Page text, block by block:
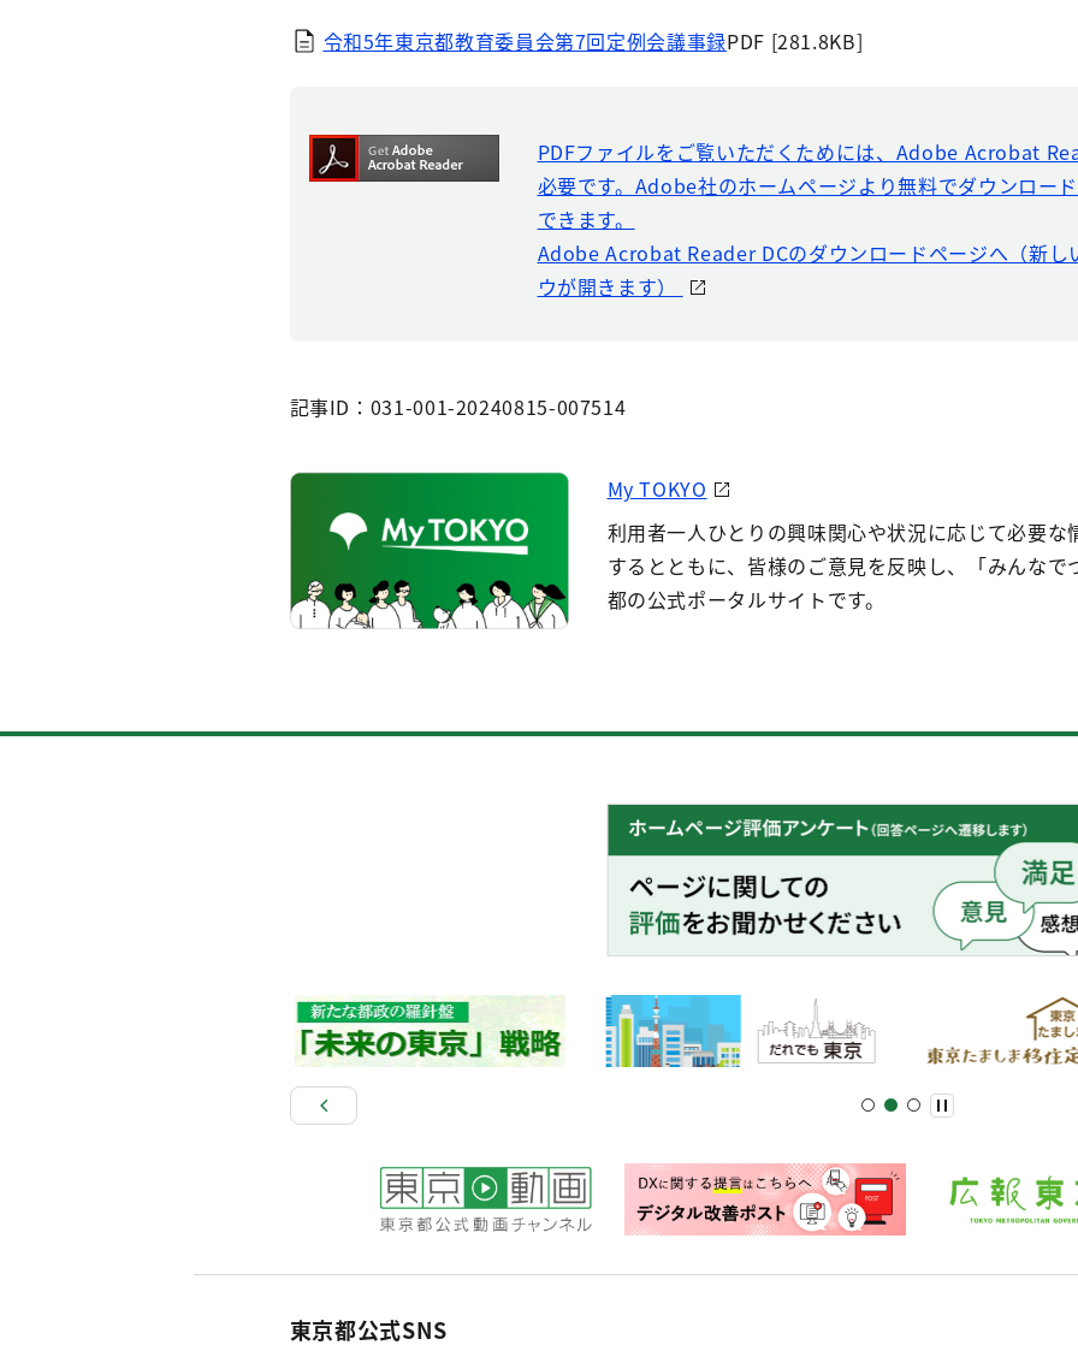
令和5年東京都教育委員会第7回定例会議事録PDF [281.8KB]
PDFファイルをご覧いただくためには、Adobe Acrobat
必要です。Adobe社のホームページより無料でダウンロー
できます。
Adobe Acrobat Reader DCのダウンロードページへ（新し
ウが開きます）
記事ID：031-001-20240815-007514
My TOKYO
利用者一人ひとりの興味関心や状況に応じて必要な
するとともに、皆様のご意見を反映し、「みんなで
都の公式ポータルサイトです。
東京都公式SNS